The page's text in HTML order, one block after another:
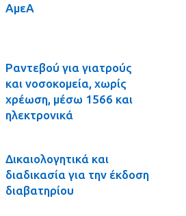
ΑμεΑ
Ραντεβού για γιατρούς
και νοσοκομεία, χωρίς
χρέωση, μέσω 1566 και
ηλεκτρονικά
Δικαιολογητικά και
διαδικασία για την έκδοση
διαβατηρίου